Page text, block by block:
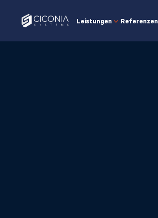
Leistungen Referenzen